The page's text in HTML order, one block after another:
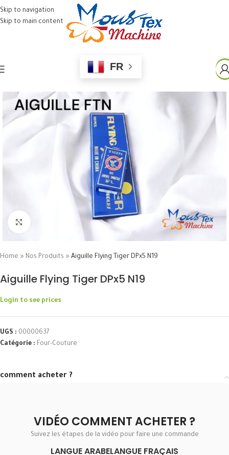
Skip to navigation
Skip to main content
FR
Home » Nos Produits » Aiguille Flying Tiger DPx5 N19
Aiguille Flying Tiger DPx5 N19
Login to see prices
UGS : 00000637
Catégorie : Four-Couture
comment acheter ?
VIDÉO COMMENT ACHETER ?
Suivez les étapes de la vidéo pour faire une commande
LANGUE ARABELANGUE FRAÇAIS